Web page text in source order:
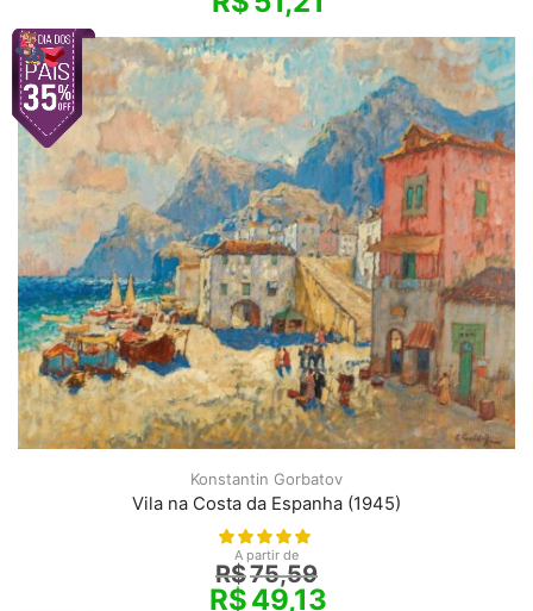
Konstantin Gorbatov
Vila na Costa da Espanha (1945)
A partir de
R$75,59
R$49,13